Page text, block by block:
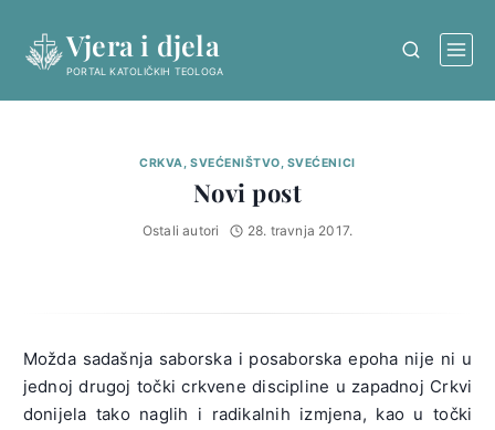
content
Vjera i djela
PORTAL KATOLIČKIH TEOLOGA
CRKVA, SVEĆENIŠTVO, SVEĆENICI
Novi post
Ostali autori 28. travnja 2017.
Možda sadašnja saborska i posaborska epoha nije ni u
jednoj drugoj točki crkvene discipline u zapadnoj Crkvi
donijela tako naglih i radikalnih izmjena, kao u točki